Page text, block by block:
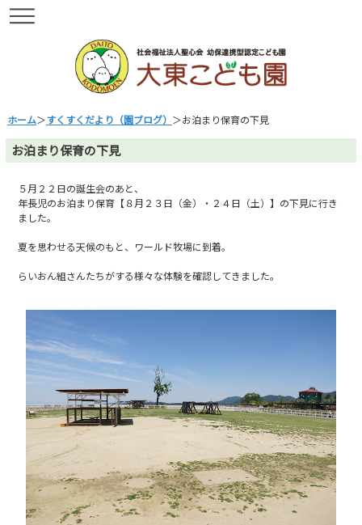
ホーム＞すくすくだより（園ブログ） ＞お泊まり保育の下見
お泊まり保育の下見
５月２２日の誕生会のあと、
年長児のお泊まり保育【８月２３日（金）・２４日（土）】の下見に行き
ました。
夏を思わせる天候のもと、ワールド牧場に到着。
らいおん組さんたちがする様々な体験を確認してきました。